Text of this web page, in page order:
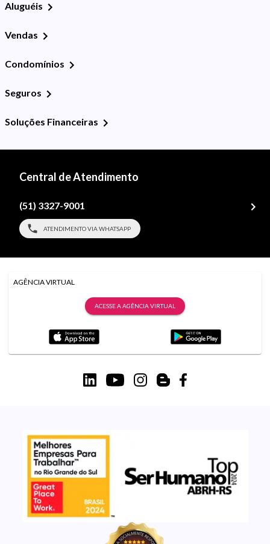
Aluguéis
Vendas
Condomínios
Seguros
Soluções Financeiras
Central de Atendimento
(51) 3327-9001
ATENDIMENTO VIA WHATSAPP
AGÊNCIA VIRTUAL
ACESSE A AGÊNCIA VIRTUAL